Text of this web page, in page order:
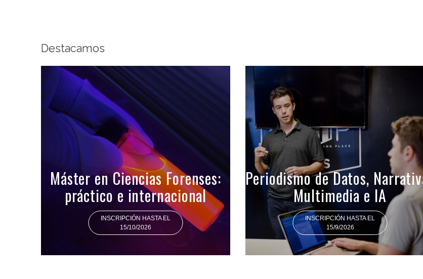
Destacamos
Máster en Ciencias Forenses:
práctico e internacional
INSCRIPCIÓN HASTA EL
15/10/2026
Periodismo de Datos,
Multimedia e IA
INSCRIPCIÓN HASTA EL
15/9/2026